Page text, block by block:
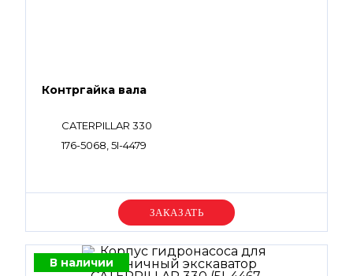
Контргайка вала
CATERPILLAR 330
176-5068, 5I-4479
Уточняйте цену
В наличии